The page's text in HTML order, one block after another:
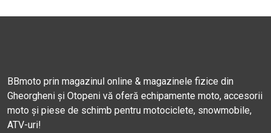
BBmoto prin magazinul online & magazinele fizice din
Gheorgheni și Otopeni vă oferă echipamente moto, accesorii
moto și piese de schimb pentru motociclete, snowmobile,
ATV-uri!